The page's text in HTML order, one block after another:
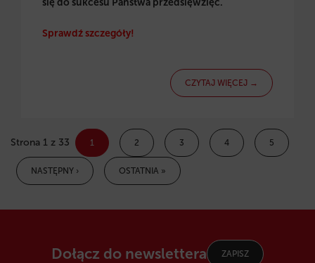
się do sukcesu Państwa przedsięwzięć.
Sprawdź szczegóły!
CZYTAJ WIĘCEJ →
Strona 1 z 33 1 2 3 4 5
NASTĘPNY › OSTATNIA »
Dołącz do newslettera ZAPISZ